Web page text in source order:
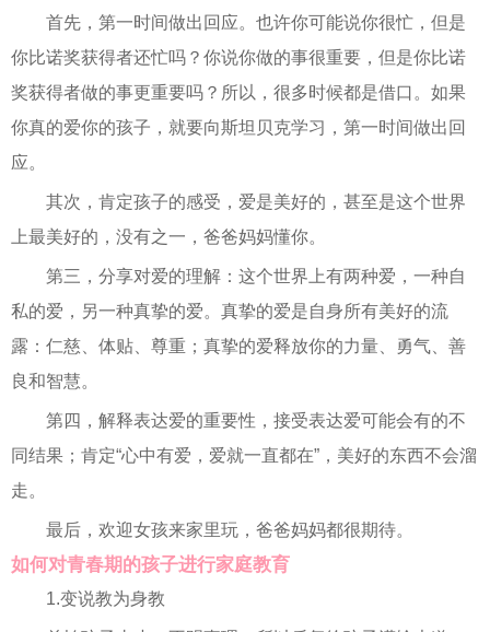
首先，第一时间做出回应。也许你可能说你很忙，但是
你比诺奖获得者还忙吗？你说你做的事很重要，但是你比诺
奖获得者做的事更重要吗？所以，很多时候都是借口。如果
你真的爱你的孩子，就要向斯坦贝克学习，第一时间做出回
应。
其次，肯定孩子的感受，爱是美好的，甚至是这个世界
上最美好的，没有之一，爸爸妈妈懂你。
第三，分享对爱的理解：这个世界上有两种爱，一种自
私的爱，另一种真挚的爱。真挚的爱是自身所有美好的流
露：仁慈、体贴、尊重；真挚的爱释放你的力量、勇气、善
良和智慧。
第四，解释表达爱的重要性，接受表达爱可能会有的不
同结果；肯定“心中有爱，爱就一直都在”，美好的东西不会溜
走。
最后，欢迎女孩来家里玩，爸爸妈妈都很期待。
如何对青春期的孩子进行家庭教育
1.变说教为身教